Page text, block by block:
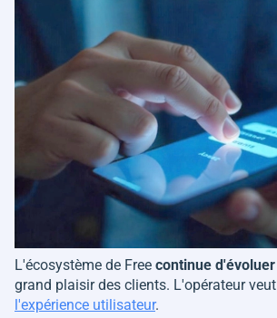
L'écosystème de Free continue d'évoluer
grand plaisir des clients. L'opérateur veut
l'expérience utilisateur.